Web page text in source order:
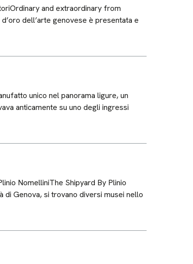
and extraordinary from
dell’arte genovese è presentata e
unico nel panorama ligure, un
anticamente su uno degli ingressi
NomelliniThe Shipyard By Plinio
di Genova, si trovano diversi musei nello